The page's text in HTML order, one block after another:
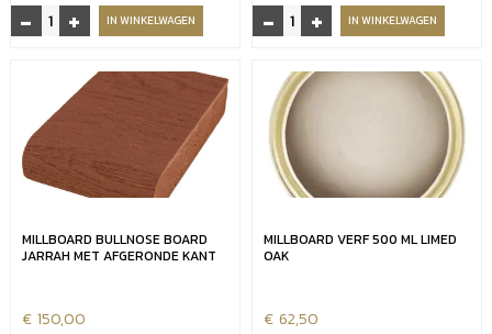
-
Millboard
bullnose
afgeronde
kant
3.600
aantal
+ IN WINKELWAGEN -
Millboard
bullnose
Limed
oak
(afgeronde
kant)
aantal
+ IN WINKELWAGEN
MILLBOARD BULLNOSE BOARD
JARRAH MET AFGERONDE KANT
€ 150,00
MILLBOARD VERF 500 ML LIMED
OAK
€ 62,50